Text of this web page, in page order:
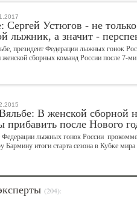
Алексей
Власенко
Киселева
Владимир
Гескин
Сергей Устюгов - не
лыжник, а значит -
президент Федерации лыжных гонок
сборных команд России после 7-
В женской сборной
прибавить после Нового
Федерации лыжных гонок России
Бармину итоги старта сезона в Кубке
(204):